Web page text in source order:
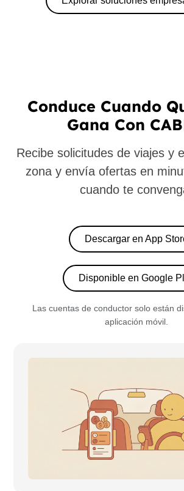
Conduce Cuando
Gana Con
Recibe solicitudes de viajes y
zona y envía ofertas en
cuando te
Descargar en App
Disponible en Google
Las cuentas de conductor solo están
aplicación móvil.